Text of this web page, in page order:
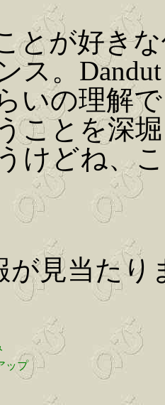
とが好き
ス。
いの理解
ことを深
けどね、
が見当たり
ップ